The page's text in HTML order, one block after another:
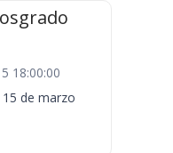
18:00:00
de marzo